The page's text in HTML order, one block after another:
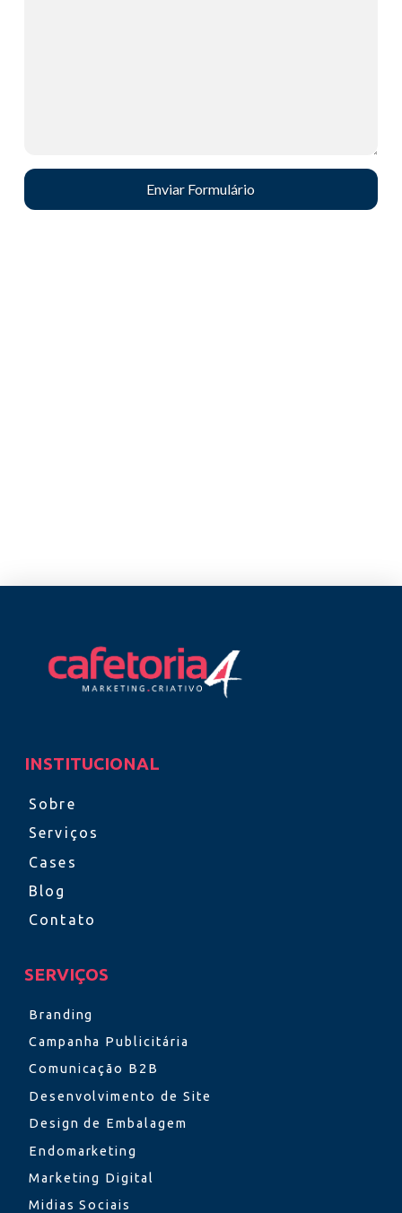
INSTITUCIONAL
Sobre
Serviços
Cases
Blog
Contato
SERVIÇOS
Branding
Campanha Publicitária
Comunicação B2B
Desenvolvimento de Site
Design de Embalagem
Endomarketing
Marketing Digital
Midias Sociais